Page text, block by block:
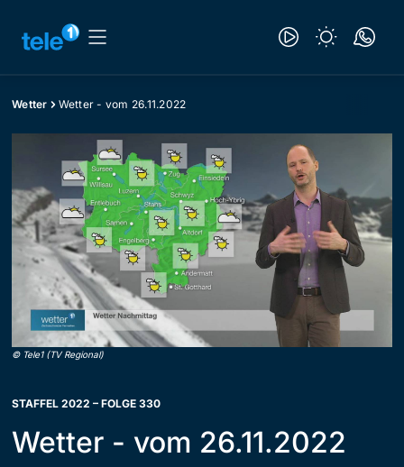
Wetter Wetter - vom 26.11.2022
© Tele1 (TV Regional)
STAFFEL 2022 – FOLGE 330
Wetter - vom 26.11.2022